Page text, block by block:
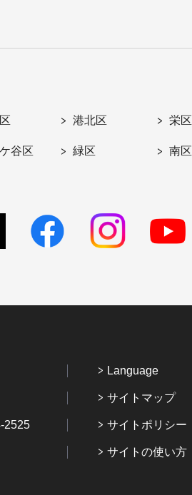
港北区 栄区
谷区 緑区 南区
2525
Language
サイトマップ
サイトポリシー
サイトの使い方